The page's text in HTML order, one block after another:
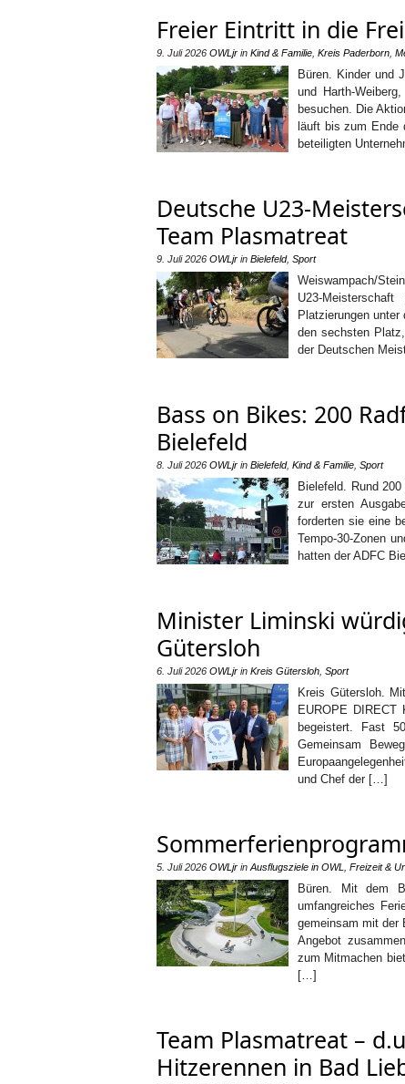
Freier Eintritt in die
9. Juli 2026 OWLjr in Kind & Familie Kreis Paderborn
Büren. Kinder und
und Harth-
besuchen. Die
läuft bis zum Ende
beteiligten
Deutsche U23-
Team Plasmatreat
9. Juli 2026 OWLjr in Bielefeld, Sport
Weiswampach/
U23-
Platzierungen
den sechsten
der Deutschen
Bass on Bikes: 200
Bielefeld
8. Juli 2026 OWLjr in Bielefeld, Kind & Familie Sport
Bielefeld. Rund
zur ersten
forderten sie eine
Tempo-30-Zonen
hatten der ADFC
Minister Liminski
Gütersloh
6. Juli 2026 OWLjr in Kreis Gütersloh Sport
Kreis Gütersloh.
EUROPE DIRECT
begeistert. Fast
Gemeinsam
und Chef der […]
5. Juli 2026 OWLjr in Ausflugsziele in OWL Freizeit &
Büren. Mit dem
umfangreiches
gemeinsam mit der
Angebot
zum Mitmachen
[…]
Team Plasmatreat –
Hitzerennen in Bad